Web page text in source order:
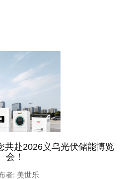
共赴2026义乌光伏储能博览
会！
者: 美世乐